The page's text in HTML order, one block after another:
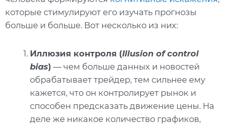
которые стимулируют его изучать прогнозы
больше и больше. Вот несколько из них:
Иллюзия контроля (Illusion of control
bias) — чем больше данных и новостей
обрабатывает трейдер, тем сильнее ему
кажется, что он контролирует рынок и
способен предсказать движение цены. На
деле же никакое количество графиков,